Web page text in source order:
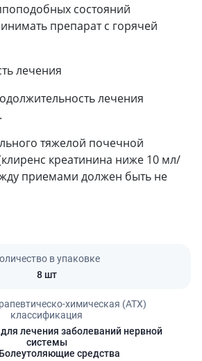
состояний
препарат с горячей
лечения
лечения
тяжелой почечной
креатинина ниже 10 мл/
приемами должен быть не
в упаковке
8 шт
химическая (АТХ)
классификация
лечения заболеваний нервной
системы
средства